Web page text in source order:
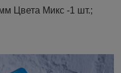
Цвета Микс -1 шт.;